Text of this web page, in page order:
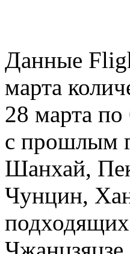
Данные
марта
28 марта
с прошлым
Шанхай,
Чунцин,
подходящих